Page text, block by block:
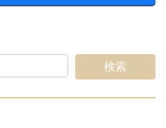
検索